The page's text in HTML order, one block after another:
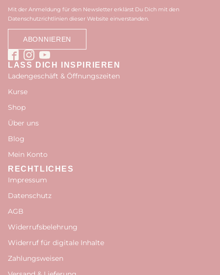
Mit der Anmeldung für den Newsletter erklärst Du Dich mit den
Datenschutzrichtlinien dieser Website einverstanden.
LASS DICH INSPIRIEREN
Ladengeschäft & Öffnungszeiten
Kurse
Shop
Über uns
Blog
Mein Konto
RECHTLICHES
Impressum
Datenschutz
AGB
Widerrufsbelehrung
Widerruf für digitale Inhalte
Zahlungsweisen